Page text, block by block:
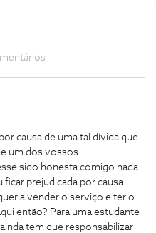
causa de uma tal dívida que
um dos vossos
sido honesta comigo nada
prejudicada por causa
vender o serviço e ter o
então? Para uma estudante
tem que responsabilizar